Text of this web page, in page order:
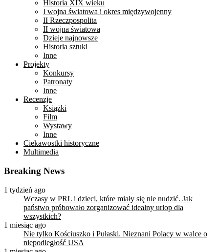
Historia XIX wieku
I wojna światowa i okres międzywojenny
II Rzeczpospolita
II wojna światowa
Dzieje najnowsze
Historia sztuki
Inne
Projekty
Konkursy
Patronaty
Inne
Recenzje
Książki
Film
Wystawy
Inne
Ciekawostki historyczne
Multimedia
Breaking News
1 tydzień ago
Wczasy w PRL i dzieci, które miały się nie nudzić. Jak
państwo próbowało zorganizować idealny urlop dla
wszystkich?
1 miesiąc ago
Nie tylko Kościuszko i Pułaski. Nieznani Polacy w walce o
niepodległość USA